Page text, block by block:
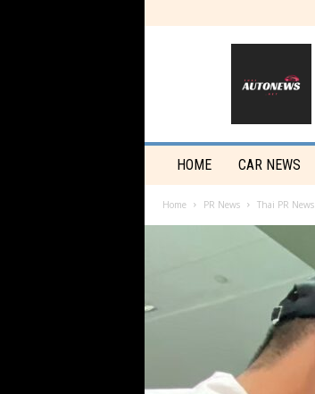
w
e
HOME CAR NEWS
Home PR News Thai PR News